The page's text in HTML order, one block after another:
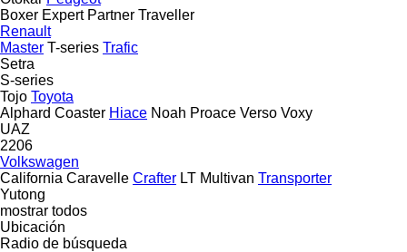
Boxer Expert Partner Traveller
Renault
Master T-series Trafic
Setra
S-series
Tojo Toyota
Alphard Coaster Hiace Noah Proace Verso Voxy
UAZ
2206
Volkswagen
California Caravelle Crafter LT Multivan Transporter
Yutong
mostrar todos
Ubicación
Radio de búsqueda